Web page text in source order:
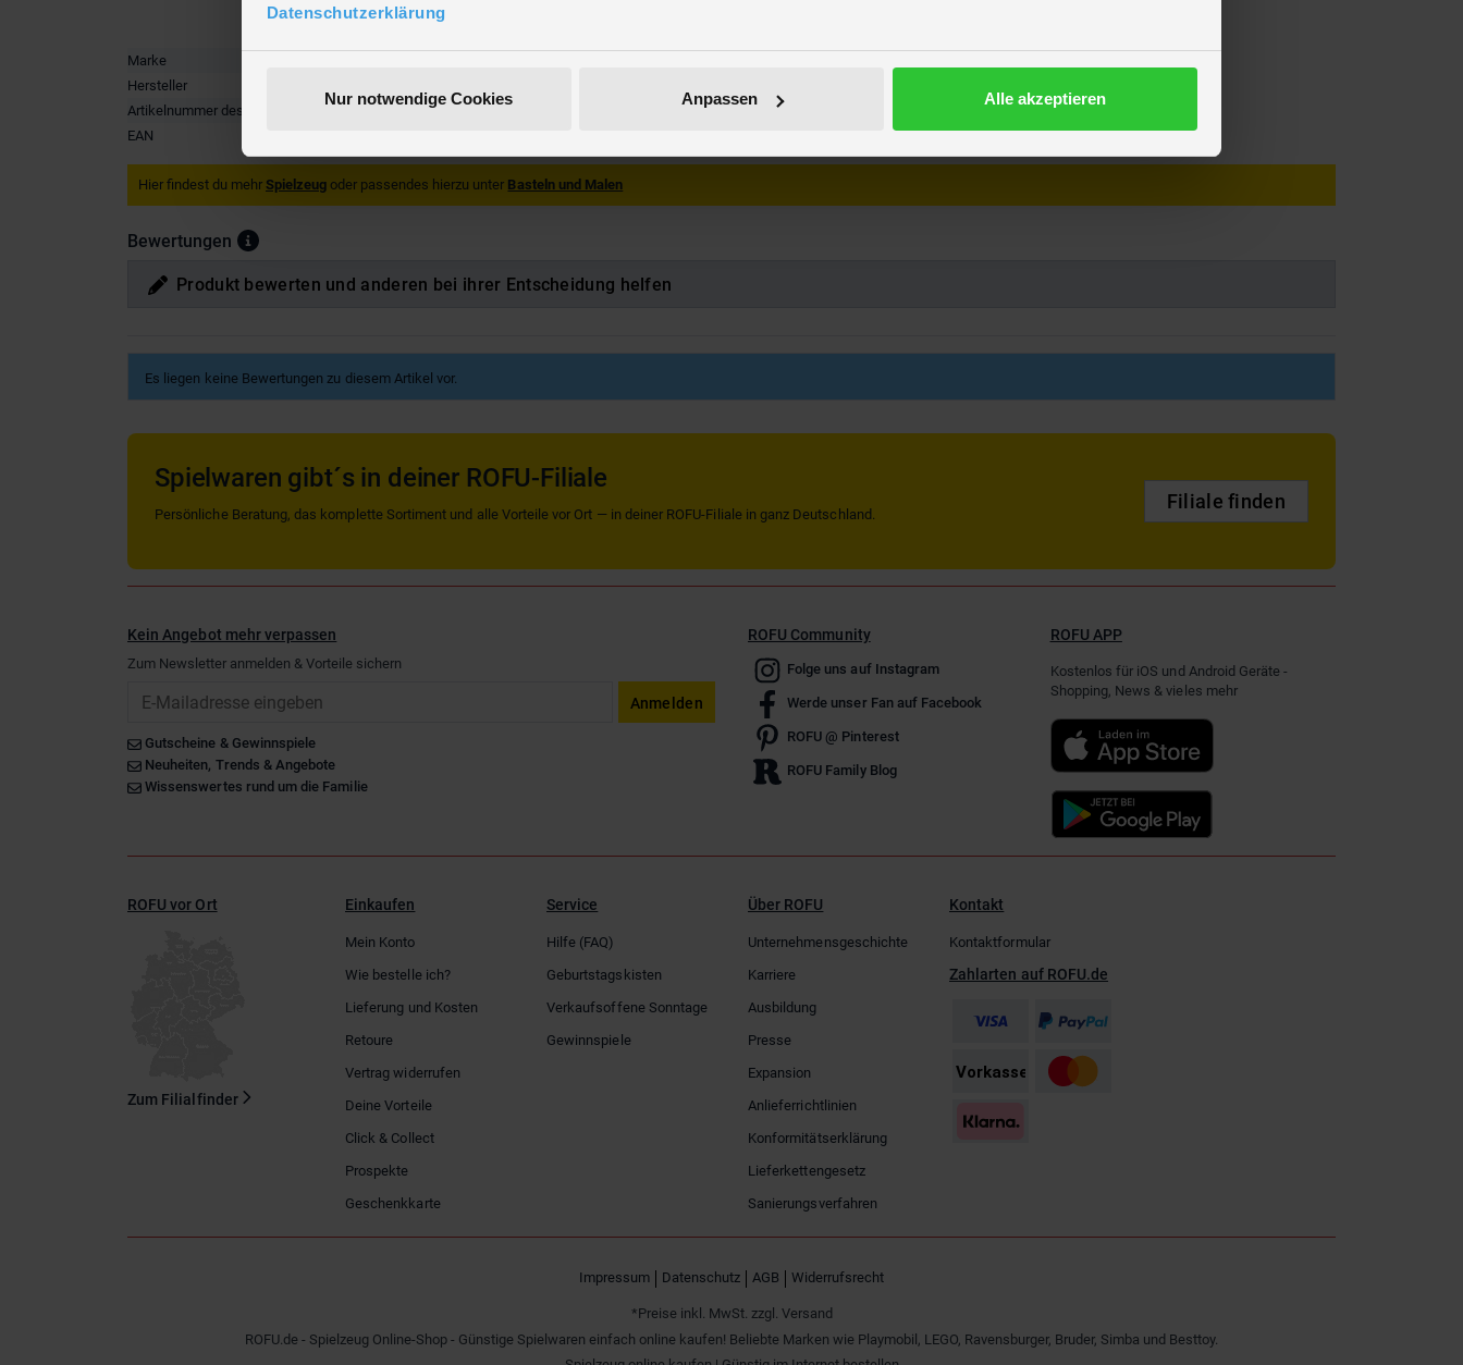
Datenschutzerklärung
Nur notwendige Cookies Anpassen Alle akzeptieren
Breite ca. 0,5 cm
Marke
Hersteller
Artikelnummer des Herstellers
97105
EAN
Hier findest du mehr Spielzeug oder passendes hierzu unter Basteln und Malen
Bewertungen
Produkt bewerten und anderen bei ihrer Entscheidung helfen
Es liegen keine Bewertungen zu diesem Artikel vor.
Spielwaren gibt´s in deiner ROFU-Filiale
Persönliche Beratung, das komplette Sortiment und alle Vorteile vor Ort — in deiner ROFU-Filiale in ganz Deutschland.
Filiale finden
Kein Angebot mehr verpassen
Zum Newsletter anmelden & Vorteile sichern
Anmelden
Gutscheine & Gewinnspiele
Neuheiten, Trends & Angebote
Wissenswertes rund um die Familie
ROFU Community
Folge uns auf Instagram
Werde unser Fan auf Facebook
ROFU @ Pinterest
ROFU Family Blog
ROFU APP
Kostenlos für iOS und Android Geräte -
Shopping, News & vieles mehr
ROFU vor Ort
Zum Filialfinder
Einkaufen
Mein Konto
Wie bestelle ich?
Lieferung und Kosten
Retoure
Vertrag widerrufen
Deine Vorteile
Click & Collect
Prospekte
Geschenkkarte
Service
Hilfe (FAQ)
Geburtstagskisten
Verkaufsoffene Sonntage
Gewinnspiele
Über ROFU
Unternehmensgeschichte
Karriere
Ausbildung
Presse
Expansion
Anlieferrichtlinien
Konformitätserklärung
Lieferkettengesetz
Sanierungsverfahren
Kontakt
Kontaktformular
Zahlarten auf ROFU.de
Impressum Datenschutz AGB Widerrufsrecht
*Preise inkl. MwSt. zzgl. Versand
ROFU.de - Spielzeug Online-Shop - Günstige Spielwaren einfach online kaufen! Beliebte Marken wie Playmobil, LEGO, Ravensburger, Bruder, Simba und Besttoy.